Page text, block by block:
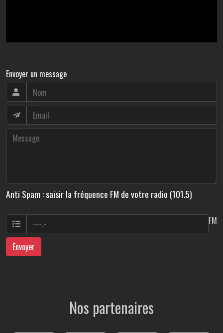
Envoyer un message
Anti Spam : saisir la fréquence FM de votre radio (101.5)
FM
Envoyer
Nos partenaires